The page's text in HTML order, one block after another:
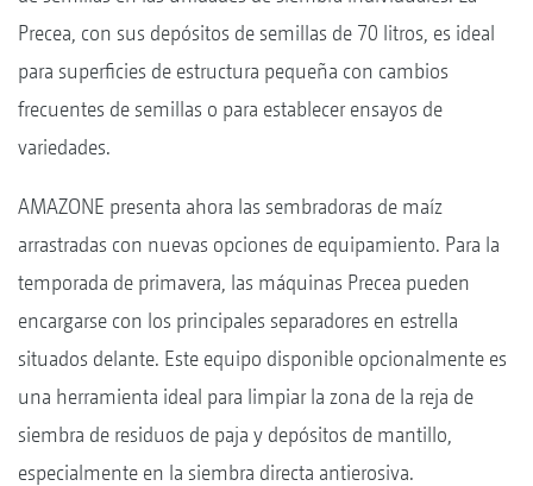
Precea, con sus depósitos de semillas de 70 litros, es ideal
para superficies de estructura pequeña con cambios
frecuentes de semillas o para establecer ensayos de
variedades.
AMAZONE presenta ahora las sembradoras de maíz
arrastradas con nuevas opciones de equipamiento. Para la
temporada de primavera, las máquinas Precea pueden
encargarse con los principales separadores en estrella
situados delante. Este equipo disponible opcionalmente es
una herramienta ideal para limpiar la zona de la reja de
siembra de residuos de paja y depósitos de mantillo,
especialmente en la siembra directa antierosiva.